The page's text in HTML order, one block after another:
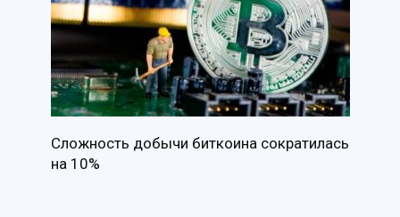
Сложность добычи биткоина сократилась
на 10%